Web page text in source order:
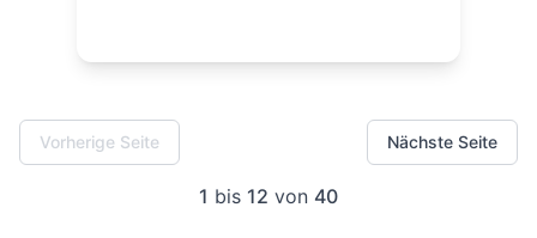
Vorherige Seite Nächste Seite
1 bis 12 von 40